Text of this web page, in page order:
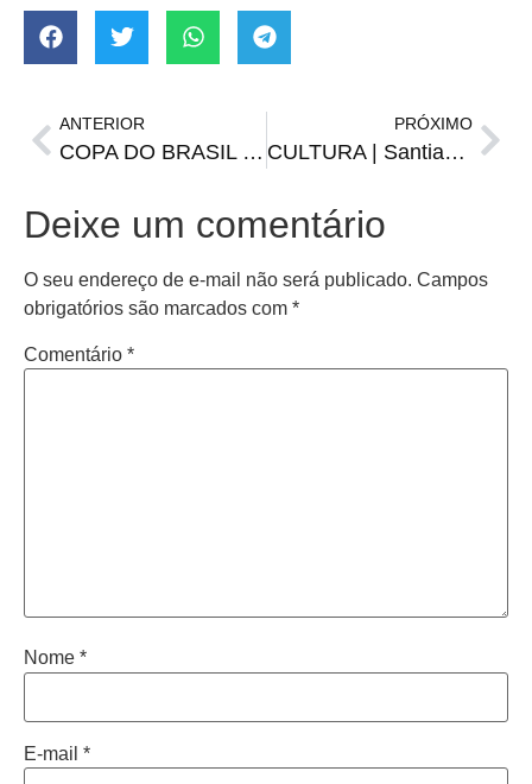
ANTERIOR
COPA DO BRASIL | Escalações, informações e onde assistir Cruzeiro x Grêmio
PRÓXIMO
CULTURA | Santiago deve ganhar unidade do Projeto Fábrica de Gaiteiros
Deixe um comentário
O seu endereço de e-mail não será publicado. Campos
obrigatórios são marcados com *
Comentário *
Nome *
E-mail *